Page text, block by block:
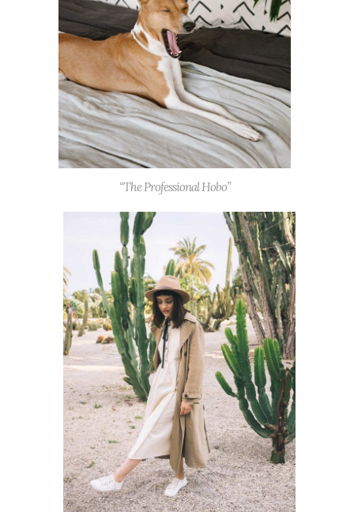
“The Professional Hobo”